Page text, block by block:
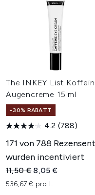
The INKEY List
Augencreme 15 ml
-30% RABATT
4.2 (788)
171 von 788
wurden incentiviert
Unverbindliche
11,50 € Aktueller Preis:
8,05 €
536,67 € pro L